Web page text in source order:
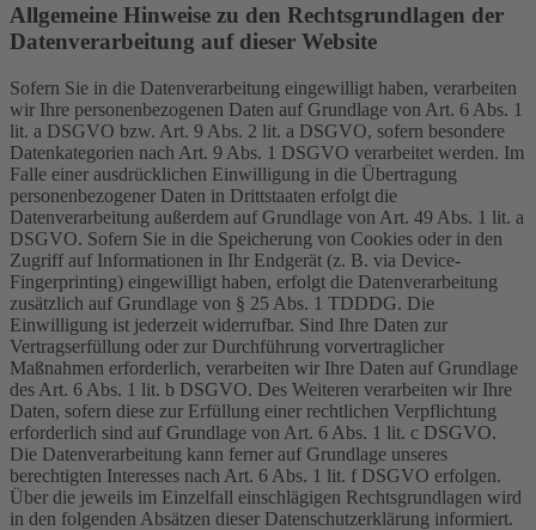
Allgemeine Hinweise zu den Rechtsgrundlagen der
Datenverarbeitung auf dieser Website
Sofern Sie in die Datenverarbeitung eingewilligt haben, verarbeiten
wir Ihre personenbezogenen Daten auf Grundlage von Art. 6 Abs. 1
lit. a DSGVO bzw. Art. 9 Abs. 2 lit. a DSGVO, sofern besondere
Datenkategorien nach Art. 9 Abs. 1 DSGVO verarbeitet werden. Im
Falle einer ausdrücklichen Einwilligung in die Übertragung
personenbezogener Daten in Drittstaaten erfolgt die
Datenverarbeitung außerdem auf Grundlage von Art. 49 Abs. 1 lit. a
DSGVO. Sofern Sie in die Speicherung von Cookies oder in den
Zugriff auf Informationen in Ihr Endgerät (z. B. via Device-
Fingerprinting) eingewilligt haben, erfolgt die Datenverarbeitung
zusätzlich auf Grundlage von § 25 Abs. 1 TDDDG. Die
Einwilligung ist jederzeit widerrufbar. Sind Ihre Daten zur
Vertragserfüllung oder zur Durchführung vorvertraglicher
Maßnahmen erforderlich, verarbeiten wir Ihre Daten auf Grundlage
des Art. 6 Abs. 1 lit. b DSGVO. Des Weiteren verarbeiten wir Ihre
Daten, sofern diese zur Erfüllung einer rechtlichen Verpflichtung
erforderlich sind auf Grundlage von Art. 6 Abs. 1 lit. c DSGVO.
Die Datenverarbeitung kann ferner auf Grundlage unseres
berechtigten Interesses nach Art. 6 Abs. 1 lit. f DSGVO erfolgen.
Über die jeweils im Einzelfall einschlägigen Rechtsgrundlagen wird
in den folgenden Absätzen dieser Datenschutzerklärung informiert.